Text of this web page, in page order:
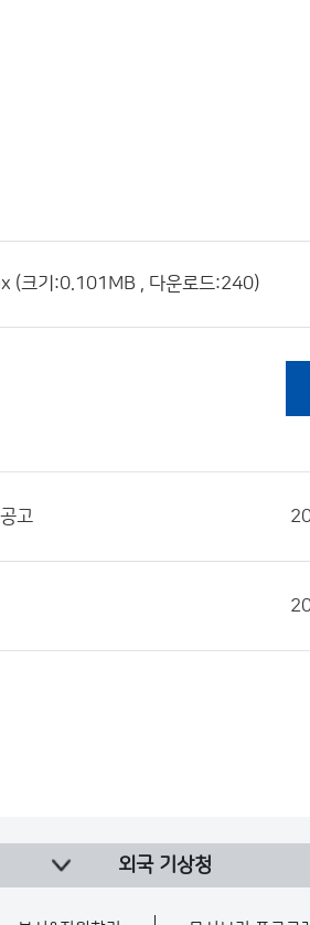
(크기:0.101MB , 다운로드:240)
고
외국 기상청